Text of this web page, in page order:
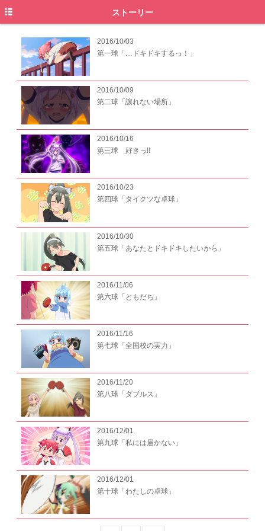
ストーリー
2016/10/03
第一球「…ドキドキするっ！」
2016/10/09
第二球「譲れない場所」
2016/10/16
第三球 好きっ!!
2016/10/23
第四球「タイクツな卓球」
2016/10/30
第五球「あなたとドキドキしたいから」
2016/11/06
第六球「ともだち」
2016/11/16
第七球「全国校の実力」
2016/11/20
第八球「ダブルス」
2016/12/01
第九球「私には届かない」
2016/12/01
第十球「わたしの卓球」
イントロダクション
ストーリー
スタッフキャスト
キャラクター
オンエア
ムービー
ディスコグラフィ
特典情報
グッズ
イベント
Twitter
利用者情報の外部送信